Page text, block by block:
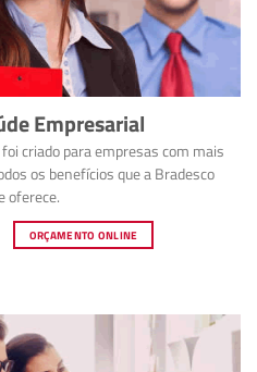
Empresarial
criado para empresas com mais
os benefícios que a Bradesco
oferece.
ORÇAMENTO ONLINE